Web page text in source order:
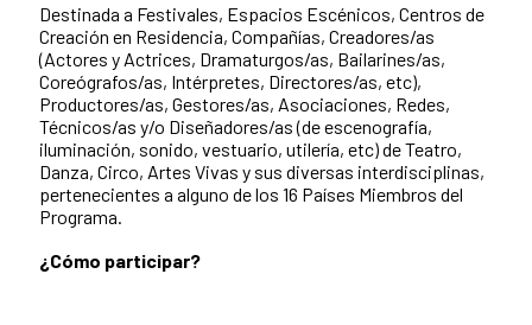
Destinada a Festivales, Espacios Escénicos, Centros de
Creación en Residencia, Compañías, Creadores/as
(Actores y Actrices, Dramaturgos/as, Bailarines/as,
Coreógrafos/as, Intérpretes, Directores/as, etc),
Productores/as, Gestores/as, Asociaciones, Redes,
Técnicos/as y/o Diseñadores/as (de escenografía,
iluminación, sonido, vestuario, utilería, etc) de Teatro,
Danza, Circo, Artes Vivas y sus diversas interdisciplinas,
pertenecientes a alguno de los 16 Países Miembros del
Programa.
¿Cómo participar?